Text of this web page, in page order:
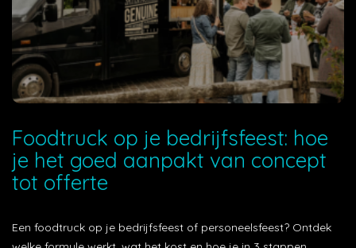
Foodtruck op je bedrijfsfeest: hoe
je het goed aanpakt van concept
tot offerte
Een foodtruck op je bedrijfsfeest of personeelsfeest? Ontdek